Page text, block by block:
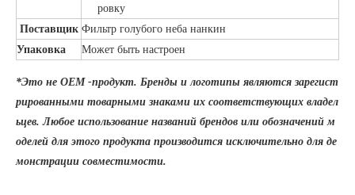
ровку
Поставщик Фильтр голубого неба нанкин
Упаковка
Может быть настроен
*Это не OEM -продукт. Бренды и логотипы являются зарегист
рированными товарными знаками их соответствующих владел
ьцев. Любое использование названий брендов или обозначений м
оделей для этого продукта производится исключительно для де
монстрации совместимости.